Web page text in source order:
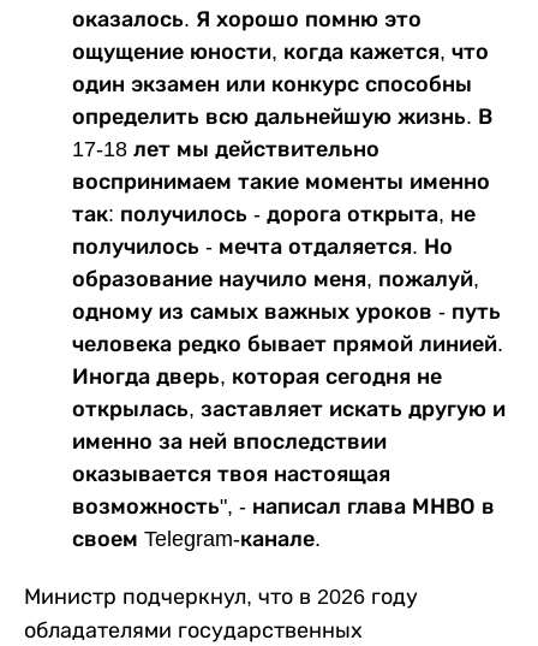
оказалось. Я хорошо помню это
ощущение юности, когда кажется, что
один экзамен или конкурс способны
определить всю дальнейшую жизнь. В
17-18 лет мы действительно
воспринимаем такие моменты именно
так: получилось - дорога открыта, не
получилось - мечта отдаляется. Но
образование научило меня, пожалуй,
одному из самых важных уроков - путь
человека редко бывает прямой линией.
Иногда дверь, которая сегодня не
открылась, заставляет искать другую и
именно за ней впоследствии
оказывается твоя настоящая
возможность", - написал глава МНВО в
своем Telegram-канале.
Министр подчеркнул, что в 2026 году
обладателями государственных